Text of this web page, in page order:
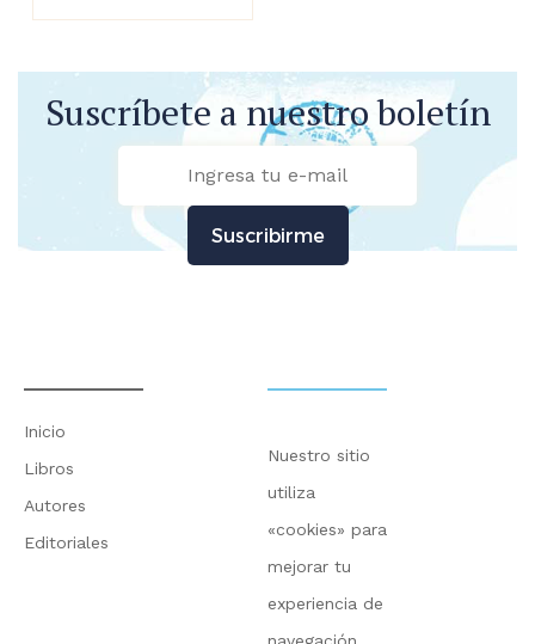
Suscríbete a nuestro boletín
Suscribirme
Inicio
Libros
Autores
Editoriales
Nuestro sitio
utiliza
«cookies» para
mejorar tu
experiencia de
navegación